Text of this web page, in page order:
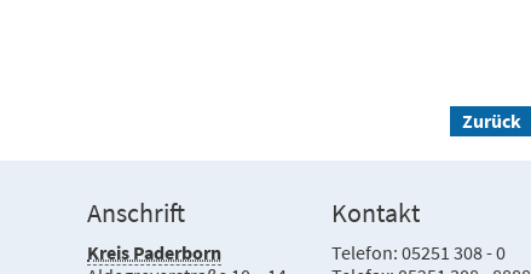
Zurück
Anschrift
Kreis Paderborn
Kontakt
Telefon: 05251 308 - 0